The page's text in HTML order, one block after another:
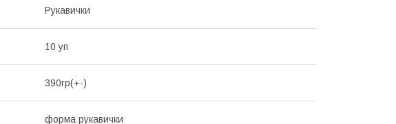
Рукавички
10 уп
390гр(+-)
форма рукавички